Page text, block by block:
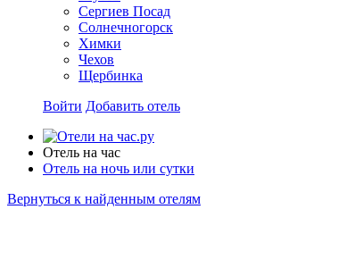
Сергиев Посад
Солнечногорск
Химки
Чехов
Щербинка
Войти Добавить отель
Отель на час
Отель на ночь или сутки
Вернуться к найденным отелям